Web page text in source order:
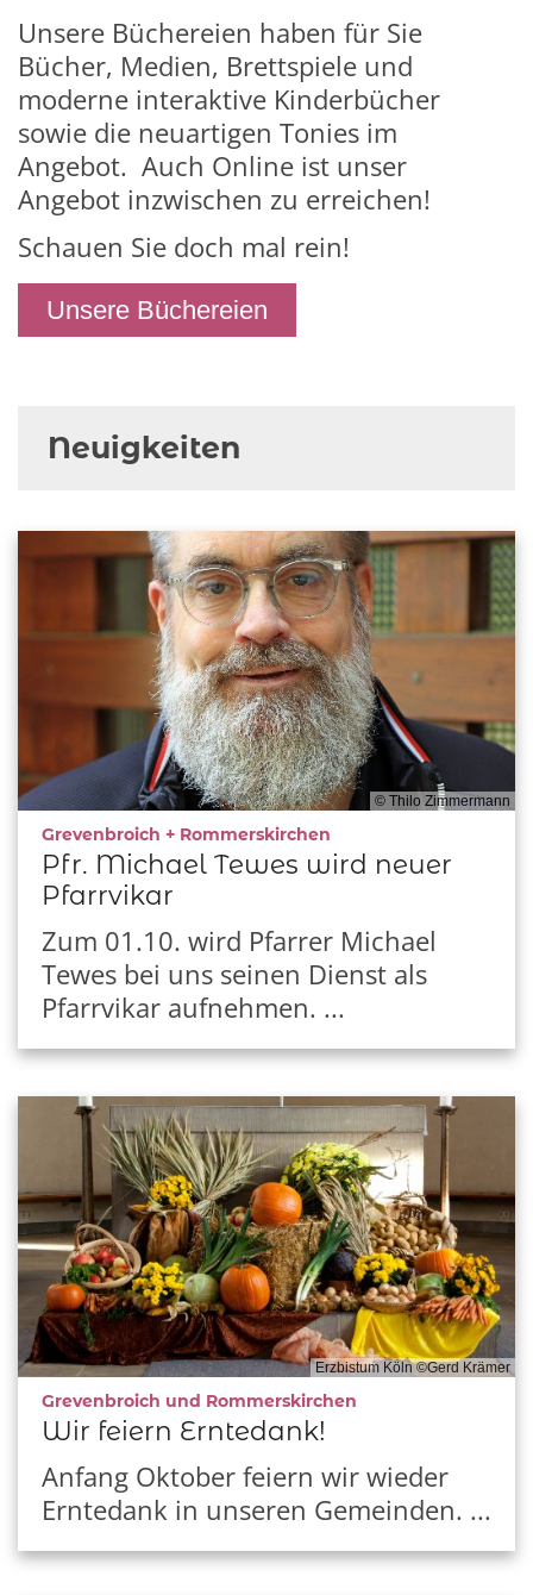
Unsere Büchereien haben für Sie
Bücher, Medien, Brettspiele und
moderne interaktive Kinderbücher
sowie die neuartigen Tonies im
Angebot. Auch Online ist unser
Angebot inzwischen zu erreichen!
Schauen Sie doch mal rein!
Unsere Büchereien
Neuigkeiten
© Thilo Zimmermann
Grevenbroich + Rommerskirchen
Pfr. Michael Tewes wird neuer
Pfarrvikar
Zum 01.10. wird Pfarrer Michael
Tewes bei uns seinen Dienst als
Pfarrvikar aufnehmen. ...
Erzbistum Köln ©Gerd Krämer
Grevenbroich und Rommerskirchen
Wir feiern Erntedank!
Anfang Oktober feiern wir wieder
Erntedank in unseren Gemeinden. ...